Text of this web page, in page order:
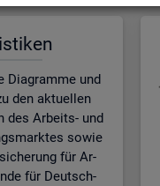
Dia­gram­me und
den ak­tu­el­len
des Ar­beits- und
sowie
für Ar­
für Deutsch­